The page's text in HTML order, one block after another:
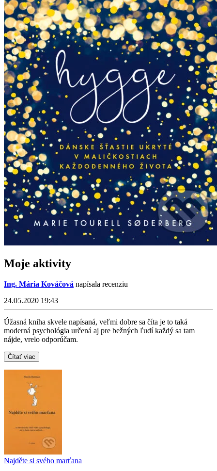
Moje aktivity
Ing. Mária Kováčová napísala recenziu
24.05.2020 19:43
Úžasná kniha skvele napísaná, veľmi dobre sa číta je to taká
moderná psychológia určená aj pre bežných ľudí každý sa tam
nájde, vrelo odporúčam.
Čítať viac
Najděte si svého marťana